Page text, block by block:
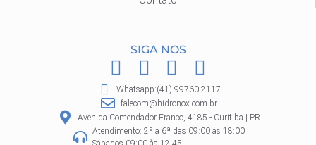
SIGA NOS
F
a
c
e
I
n
s
t
P
i
n
t
W
h
a
t
Whatsapp:(41) 99760-2117
falecom@hidronox.com.br
Avenida Comendador Franco, 4185 - Curitiba | PR
Atendimento: 2ª à 6ª das 09:00 às 18:00